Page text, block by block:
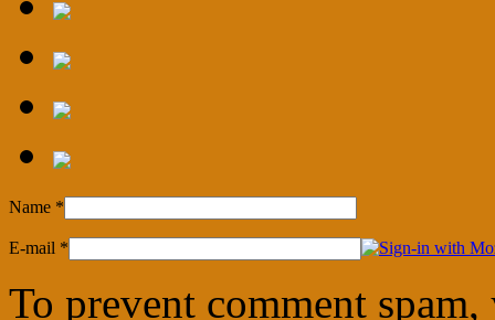
Name *
E-mail *
To prevent comment